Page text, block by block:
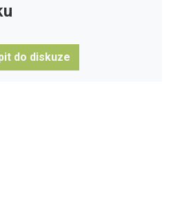
do diskuze